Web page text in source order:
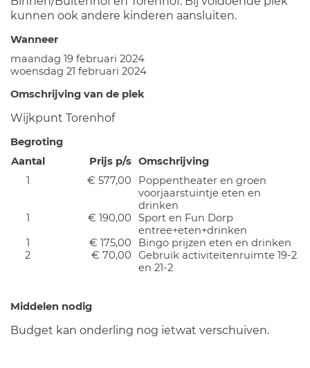
kunnen ook andere kinderen aansluiten.
Wanneer
maandag 19 februari 2024
woensdag 21 februari 2024
Omschrijving van de plek
Wijkpunt Torenhof
Begroting
Aantal
Prijs p/s Omschrijving
1
€ 577,00
Poppentheater en groen
voorjaarstuintje eten en
drinken
1
€ 190,00
Sport en Fun Dorp
entree+eten+drinken
1
€ 175,00
Bingo prijzen eten en drinken
2
€ 70,00
Gebruik activiteitenruimte 19-2
en 21-2
Middelen nodig
Budget kan onderling nog ietwat verschuiven.